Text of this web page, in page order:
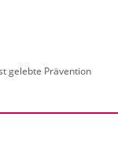
ge­leb­te Prä­ven­ti­on